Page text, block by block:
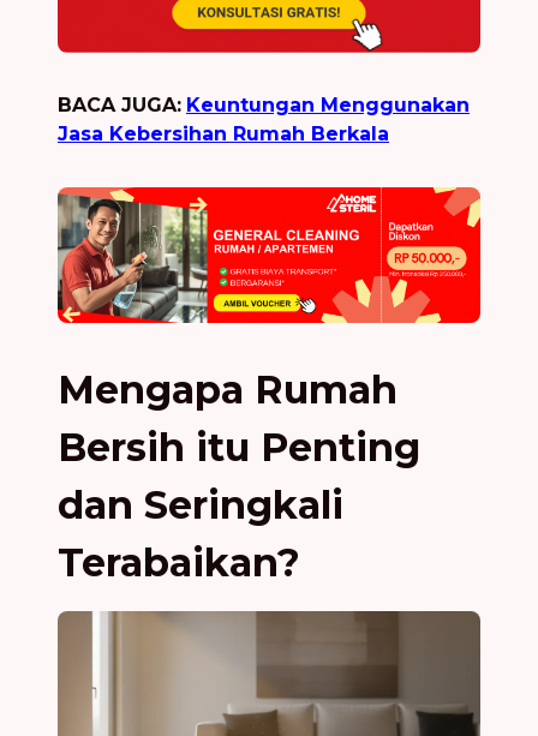
BACA JUGA: Keuntungan Menggunakan
Jasa Kebersihan Rumah Berkala
Mengapa Rumah
Bersih itu Penting
dan Seringkali
Terabaikan?